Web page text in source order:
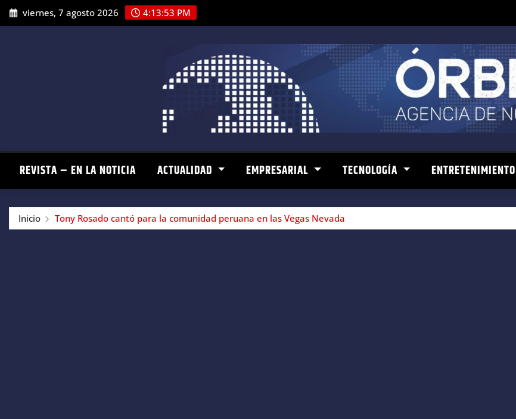
Saltar
al
viernes, 7 agosto 2026 4:13:54 PM
REVISTA – EN LA NOTICIA ACTUALIDAD EMPRESARIAL TECNOLOGÍA ENTRETENIMIENTO
Inicio Tony Rosado cantó para la comunidad peruana en las Vegas Nevada